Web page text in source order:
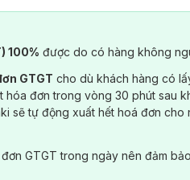
100% được do có hàng không
GTGT cho dù khách hàng có
đơn trong vòng 30 phút sau
sẽ tự động xuất hết hoá đơn
GTGT trong ngày nên đảm